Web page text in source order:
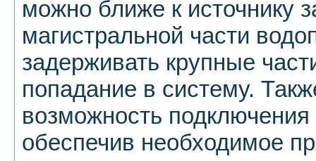
можно ближе к источнику
магистральной части
задерживать крупные
попадание в систему.
возможность
обеспечив необходимое